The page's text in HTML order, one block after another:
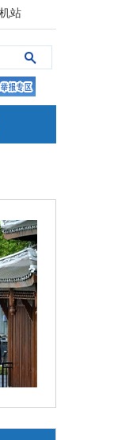
机站